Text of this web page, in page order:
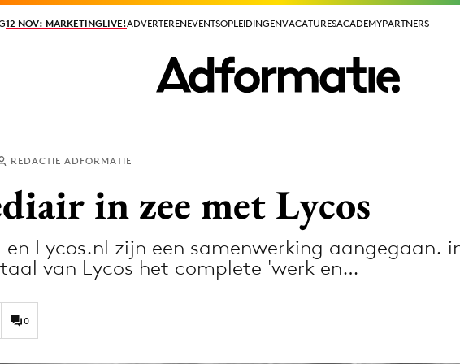
12 NOV: MARKETINGLIVE!ADVERTERENEVENTSOPLEIDINGENVACATURESACADEMYPARTNERS
12 NOV: MARKETINGLIVE!ADVERTERENEVENTSOPLEIDINGENVACATURESACADEMYPARTNERS
Digital transformation
Diversiteit
REDACTIE ADFORMATIE
in zee met Lycos
Lycos.nl zijn een samenwerking aangegaan.
van Lycos het complete 'werk en…
0